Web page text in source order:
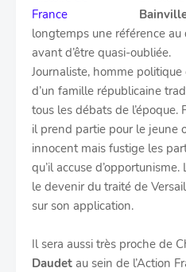
longtemps une référence
avant d’être quasi-oubliée.
Journaliste, homme
d’un famille républicaine
tous les débats de l’époque.
il prend partie pour le jeune
innocent mais fustige les
qu’il accuse
le devenir du traité de
sur son application.
Il sera aussi très proche de
Daudet au sein de l’Action